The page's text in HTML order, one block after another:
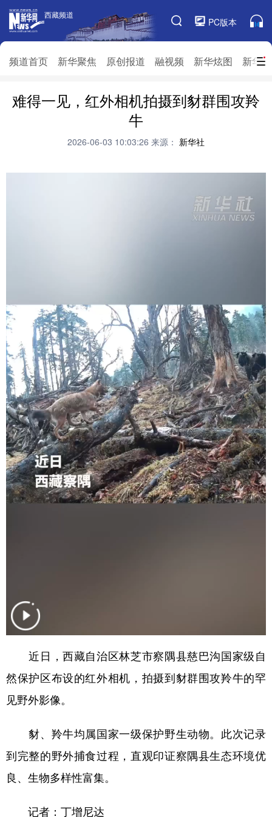
西藏频道
PC版本
频道首页 新华聚焦 原创报道 融视频 新华炫图 新华
西藏频道
频道栏目
频道首页 新华聚焦 原创报道
融视频
生态西藏 文化旅游
推广信息
难得一见，红外相机拍摄到豺群围攻羚
牛
2026-06-03 10:03:26 来源： 新华社
近日，西藏自治区林芝市察隅县慈巴沟国家级自
然保护区布设的红外相机，拍摄到豺群围攻羚牛的罕
见野外影像。
豺、羚牛均属国家一级保护野生动物。此次记录
到完整的野外捕食过程，直观印证察隅县生态环境优
良、生物多样性富集。
记者：丁增尼达